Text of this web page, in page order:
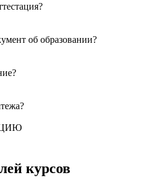
об образовании?
курсов